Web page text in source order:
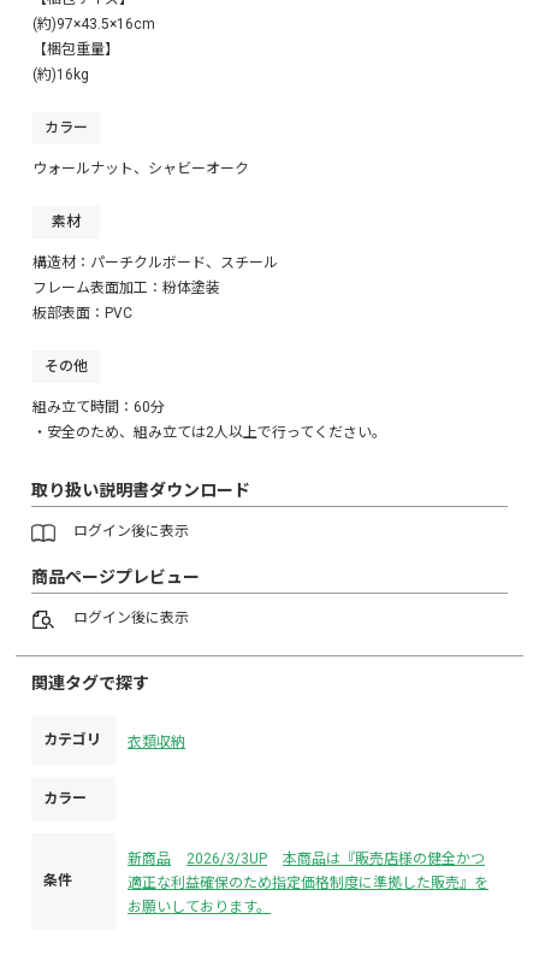
(約)97×43.5×16cm
【梱包重量】
(約)16kg
カラー
ウォールナット、シャビーオーク
素材
構造材：パーチクルボード、スチール
フレーム表面加工：粉体塗装
板部表面：PVC
その他
組み立て時間：60分
・安全のため、組み立ては2人以上で行ってください。
取り扱い説明書ダウンロード
ログイン後に表示
商品ページプレビュー
ログイン後に表示
関連タグで探す
カテゴリ 衣類収納
カラー
条件
新商品 2026/3/3UP
本商品は『販売店様の健全かつ
適正な利益確保のため指定価格制度に準拠した販売』を
お願いしております。